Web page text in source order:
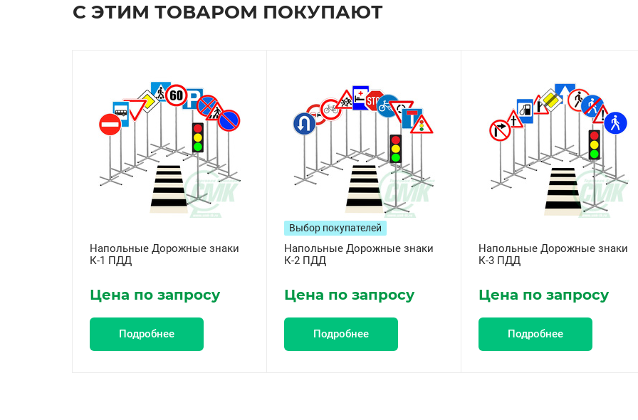
С ЭТИМ ТОВАРОМ ПОКУПАЮТ
Напольные Дорожные знаки
К-1 ПДД
Цена по запросу
Подробнее
Выбор покупателей
Напольные Дорожные знаки
К-2 ПДД
Цена по запросу
Подробнее
Напольные Дорожные знаки
К-3 ПДД
Цена по запросу
Подробнее